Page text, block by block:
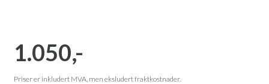
HANDLEKURV
1.050,-
Priser er inkludert MVA, men eksludert fraktkostnader.